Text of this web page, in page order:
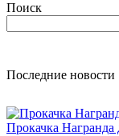
Поиск
Последние новости
Прокачка